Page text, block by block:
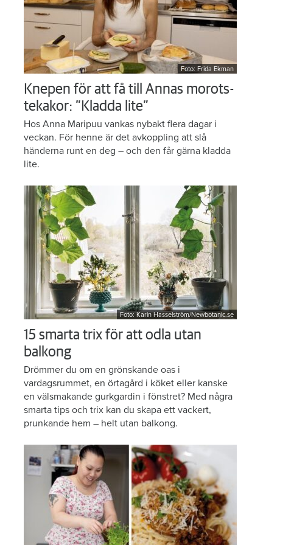
Foto: Frida Ekman
Knepen för att få till Annas morots-
tekakor: ”Kladda lite”
Hos Anna Maripuu vankas nybakt flera dagar i
veckan. För henne är det avkoppling att slå
händerna runt en deg – och den får gärna kladda
lite.
Foto: Karin Hasselström/Newbotanic.se
15 smarta trix för att odla utan
balkong
Drömmer du om en grönskande oas i
vardagsrummet, en örtagård i köket eller kanske
en välsmakande gurkgardin i fönstret? Med några
smarta tips och trix kan du skapa ett vackert,
prunkande hem – helt utan balkong.